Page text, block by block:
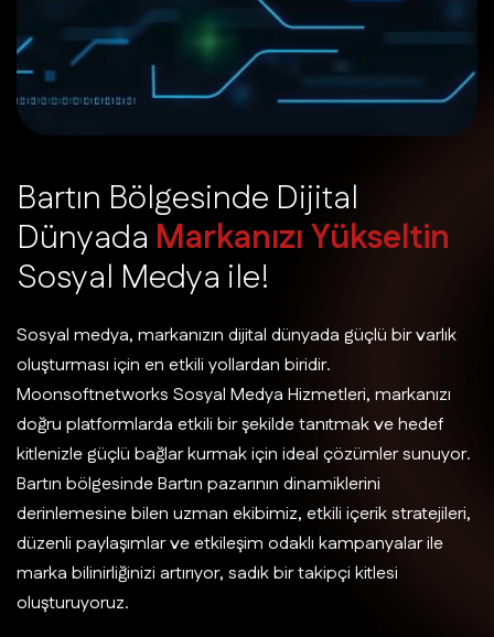
Bartın Bölgesinde Dijital
Dünyada MarkanızıYükseltin
Sosyal Medya ile!
Sosyal medya, markanızın dijital dünyada güçlü bir varlık
oluşturması için en etkili yollardan biridir.
Moonsoftnetworks Sosyal Medya Hizmetleri, markanızı
doğru platformlarda etkili bir şekilde tanıtmak ve hedef
kitlenizle güçlü bağlar kurmak için ideal çözümler sunuyor.
Bartın bölgesinde Bartın pazarının dinamiklerini
derinlemesine bilen uzman ekibimiz, etkili içerik stratejileri,
düzenli paylaşımlar ve etkileşim odaklı kampanyalar ile
marka bilinirliğinizi artırıyor, sadık bir takipçi kitlesi
oluşturuyoruz.